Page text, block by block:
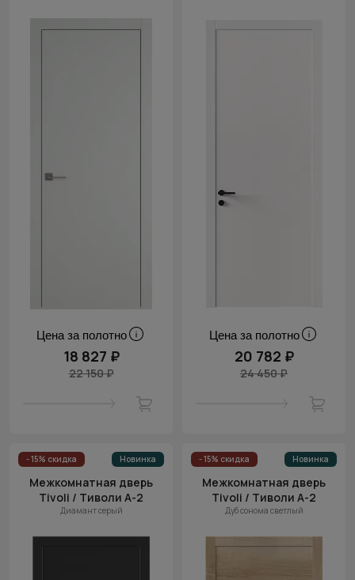
Цена за полотно
18 827 ₽
22 150 ₽
Цена за полотно
20 782 ₽
24 450 ₽
- 15% скидка Новинка
Межкомнатная дверь
Tivoli / Тиволи А-2
Диамант серый
- 15% скидка Новинка
Межкомнатная дверь
Tivoli / Тиволи А-2
Дуб сонома светлый